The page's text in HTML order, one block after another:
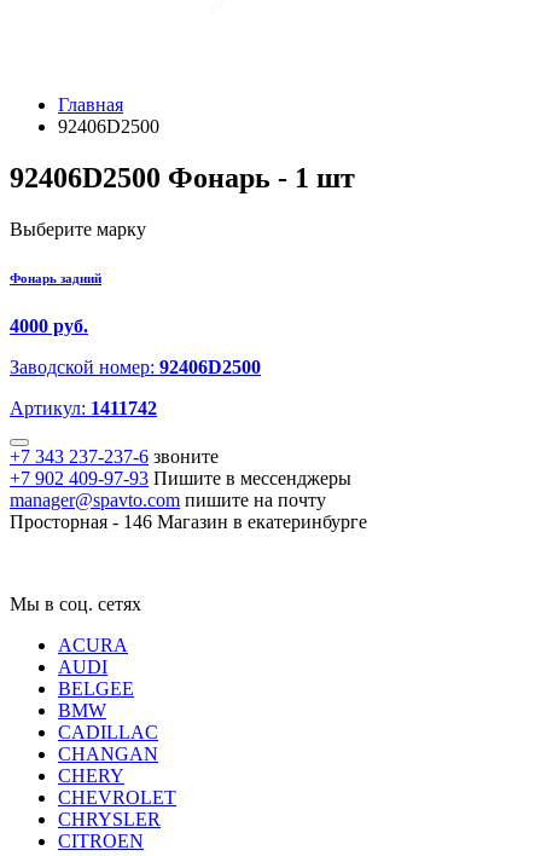
Главная
92406D2500
92406D2500 Фонарь - 1 шт
Выберите марку
Фонарь задний
4000 руб.
Заводской номер: 92406D2500
Артикул: 1411742
+7 343 237-237-6 звоните
+7 902 409-97-93 Пишите в мессенджеры
manager@spavto.com пишите на почту
Просторная - 146 Магазин в екатеринбурге
Мы в соц. сетях
ACURA
AUDI
BELGEE
BMW
CADILLAC
CHANGAN
CHERY
CHEVROLET
CHRYSLER
CITROEN